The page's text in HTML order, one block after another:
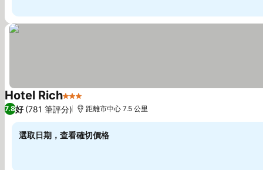
Hotel Rich3 星級
7.8好 (781 筆評分) 距離市中心 7.5 公里
選取日期，查看確切價格